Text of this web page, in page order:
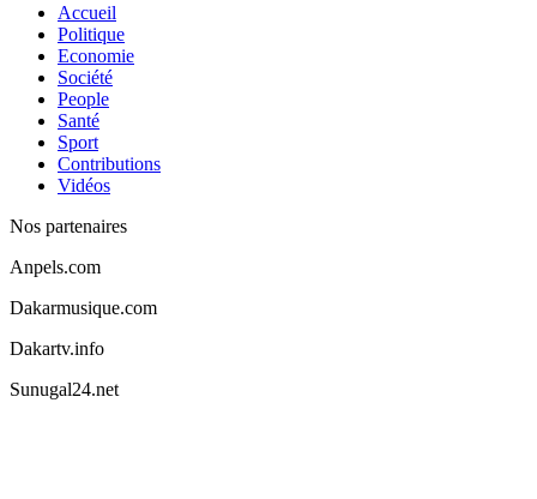
Accueil
Politique
Economie
Société
People
Santé
Sport
Contributions
Vidéos
Nos partenaires
Anpels.com
Dakarmusique.com
Dakartv.info
Sunugal24.net